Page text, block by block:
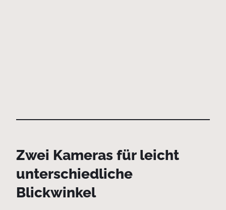
Zwei Kameras für leicht
unterschiedliche
Blickwinkel